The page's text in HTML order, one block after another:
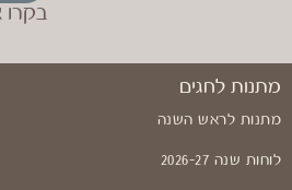
בקרו
מתנות לחגים
מתנות לראש השנה
לוחות שנה 2026-27